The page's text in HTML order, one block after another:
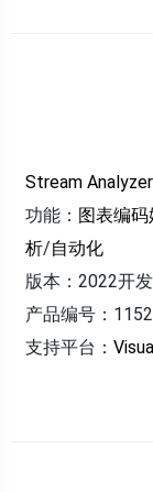
Stream Analyzer
功能： 图表编
析/自动化
版本：2022开
产品编号：
支持平台：